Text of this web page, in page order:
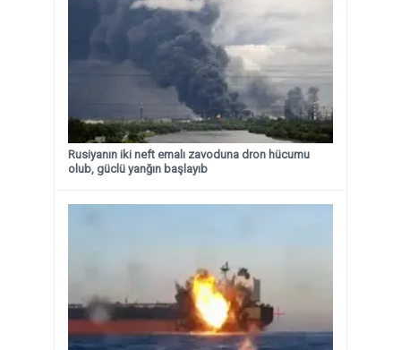
Rusiyanın iki neft emalı zavoduna dron hücumu
olub, güclü yanğın başlayıb